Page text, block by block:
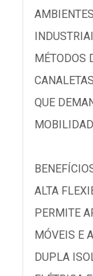
MÉTODOS
QUE
ALTA
PERMITE
MÓVEIS E
DUPLA